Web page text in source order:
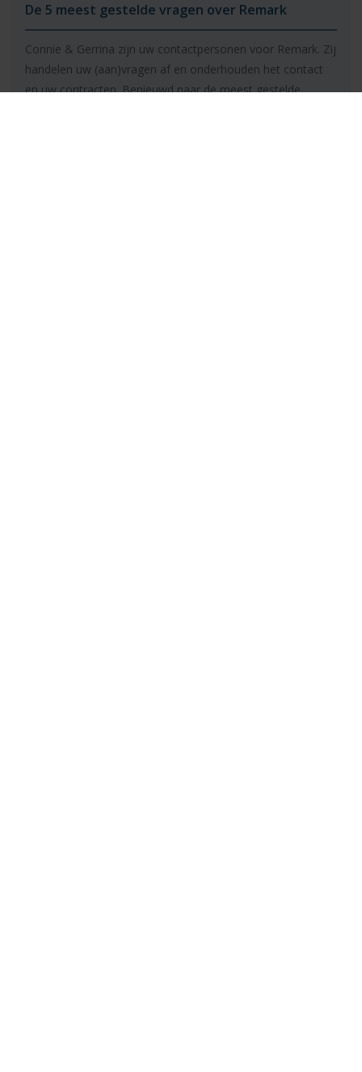
De 5 meest gestelde vragen over Remark
Connie & Gerrina zijn uw contactpersonen voor Remark. Zij
handelen uw (aan)vragen af en onderhouden het contact
en uw contracten. Benieuwd naar de meest gestelde